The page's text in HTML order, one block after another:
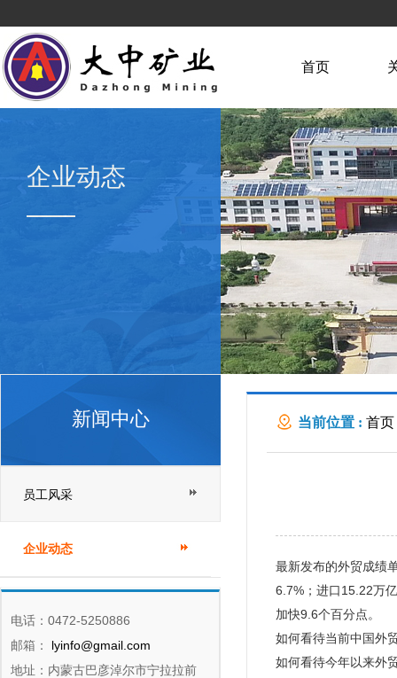
首页
企业动态
新闻中心
员工风采
企业动态
电话：0472-5250886
邮箱：
lyinfo@gmail.com
地址：内蒙古巴彦淖尔市宁拉拉前
当前位置 : 首页
最新发布的外贸成绩
6.7%；进口15.22万
加快9.6个百分点。
如何看待当前中国外
如何看待今年以来外